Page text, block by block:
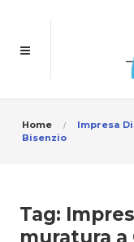
Home
Impresa
Bisenzio
Tag:
muratura a